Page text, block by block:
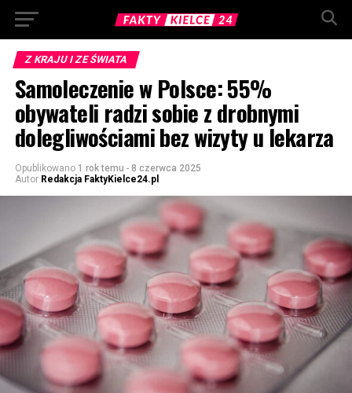
Z KRAJU I ZE ŚWIATA
Samoleczenie w Polsce: 55%
obywateli radzi sobie z drobnymi
dolegliwościami bez wizyty u lekarza
Opublikowano 1 rok temu - 8 czerwca 2025
Autor Redakcja FaktyKielce24.pl